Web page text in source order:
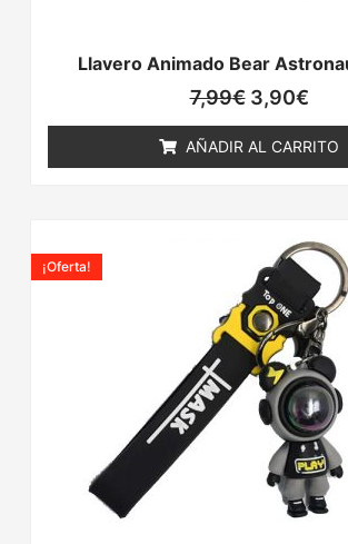
Llavero Animado Bear
7,99€ 3,90€
AÑADIR AL CARRITO
¡Oferta!
precio
original
era:
7,99€.
es: